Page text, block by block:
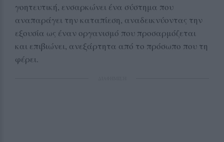
γοητευτική, ενσαρκώνει ένα σύστημα που
αναπαράγει την καταπίεση, αναδεικνύοντας την
εξουσία ως έναν οργανισμό που προσαρμόζεται
και επιβιώνει, ανεξάρτητα από το πρόσωπο που τη
φέρει.